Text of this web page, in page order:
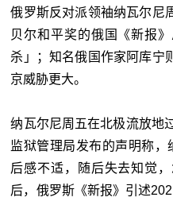
俄罗斯反对派领袖纳瓦尔尼
贝尔和平奖的俄国《新报
杀」；知名俄国作家阿库宁
京威胁更大。
纳瓦尔尼周五在北极流放地
监狱管理局发布的声明称
后感不适，随后失去知觉
后，俄罗斯《新报》引述